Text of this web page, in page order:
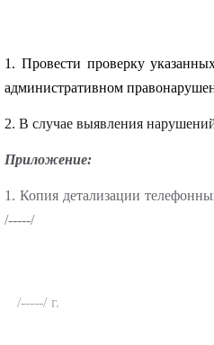
1. Провести проверку
административном
2. В случае выявления
Приложение:
1. Копия детализации
/-----/
/-----/ г.